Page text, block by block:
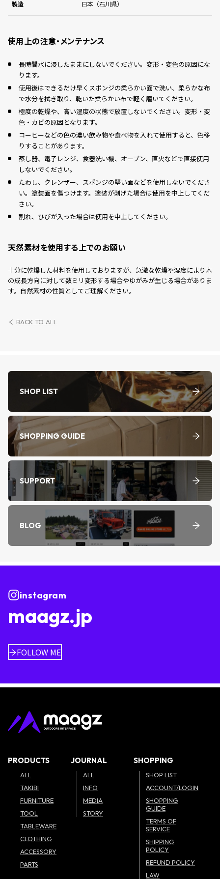
製造 日本（石川県）
使用上の注意・メンテナンス
長時間水に浸したままにしないでください。変形・変色の原因にな
ります。
使用後はできるだけ早くスポンジの柔らかい面で洗い、柔らかな布
で水分を拭き取り、乾いた柔らかい布で軽く磨いてください。
極度の乾燥や、高い湿度の状態で放置しないでください。変形・変
色・カビの原因となります。
コーヒーなどの色の濃い飲み物や食べ物を入れて使用すると、色移
りすることがあります。
蒸し器、電子レンジ、食器洗い機、オーブン、直火などで直接使用
しないでください。
たわし、クレンザー、スポンジの堅い面などを使用しないでくださ
い。塗装面を傷つけます。塗装が剥げた場合は使用を中止してくだ
さい。
割れ、ひびが入った場合は使用を中止してください。
天然素材を使用する上でのお願い
十分に乾燥した材料を使用しておりますが、急激な乾燥や湿度により木
の成長方向に対して数ミリ変形する場合やゆがみが生じる場合がありま
す。自然素材の性質としてご理解ください。
BACK TO ALL
SHOP LIST
SHOPPING GUIDE
SUPPORT
BLOG
instagram
maagz.jp
FOLLOW ME
PRODUCTS
ALL
TAKIBI
FURNITURE
TOOL
TABLEWARE
CLOTHING
ACCESSORY
PARTS
JOURNAL
ALL
INFO
MEDIA
STORY
SHOPPING
SHOP LIST
ACCOUNT/LOGIN
SHOPPING
GUIDE
TERMS OF
SERVICE
SHIPPING
POLICY
REFUND POLICY
LAW